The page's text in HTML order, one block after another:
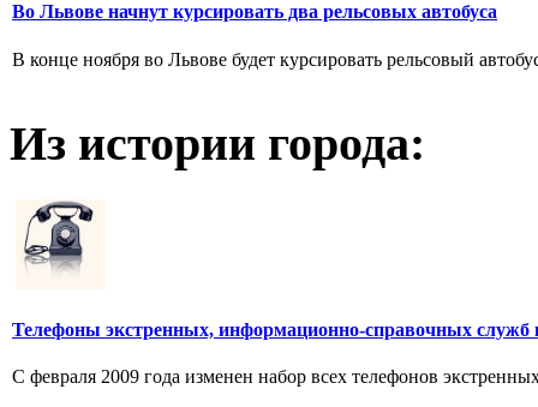
Во Львове начнут курсировать два рельсовых автобуса
В конце ноября во Львове будет курсировать рельсовый
Из истории города:
Телефоны экстренных, информационно-справочных служб
С февраля 2009 года изменен набор всех телефонов